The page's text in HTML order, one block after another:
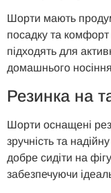
Шорти мають
посадку та
підходять для
домашнього
Резинка на
Шорти оснащені
зручність та
добре сидіти на
забезпечуючи